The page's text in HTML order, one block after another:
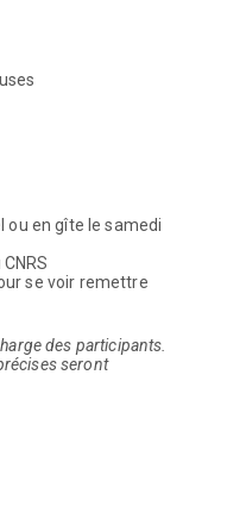
ou en gîte le samedi
se voir remettre
des participants.
seront